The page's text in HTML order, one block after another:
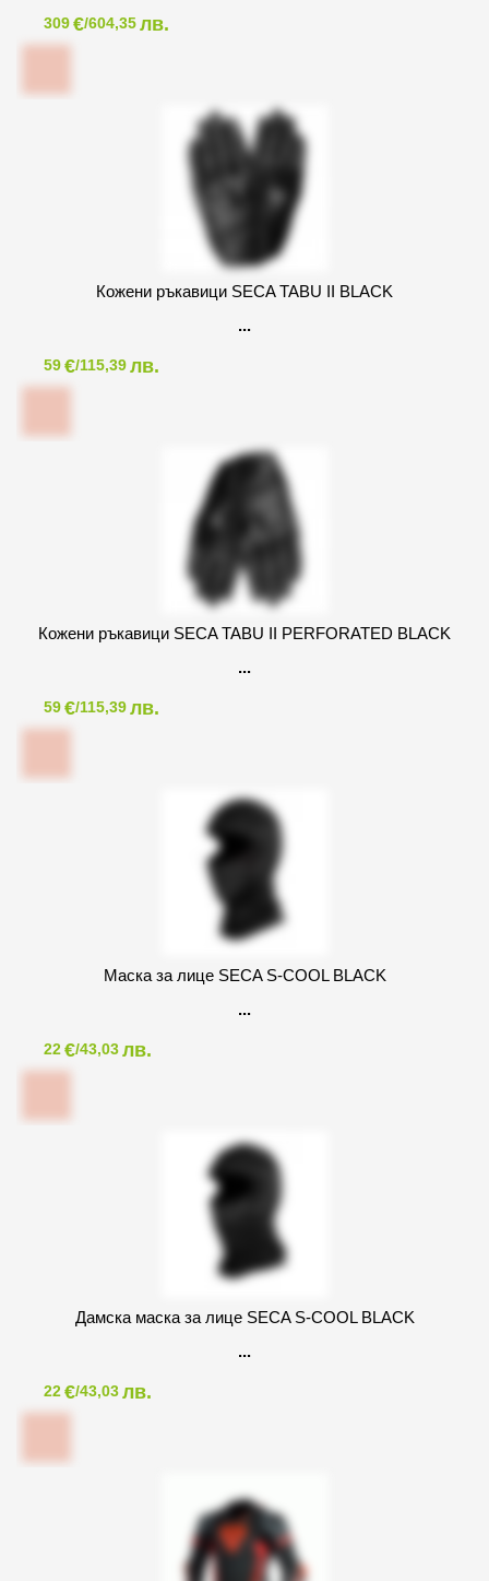
309€/604,35лв.
Кожени ръкавици SECA TABU II BLACK
59€/115,39лв.
Кожени ръкавици SECA TABU II PERFORATED BLACK
59€/115,39лв.
Маска за лице SECA S-COOL BLACK
22€/43,03лв.
Дамска маска за лице SECA S-COOL BLACK
22€/43,03лв.